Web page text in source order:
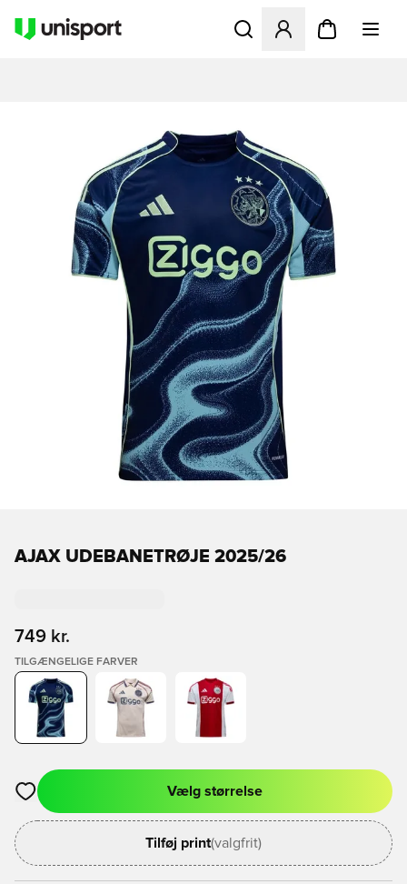
Åbner en Modal til at
AJAX UDEBANETRØJE 2025/26
749 kr.
TILGÆNGELIGE FARVER
Åbner en Modal til at logge ind eller tilmelde dig som medlem
Vælg størrelse
Tilføj print(valgfrit)